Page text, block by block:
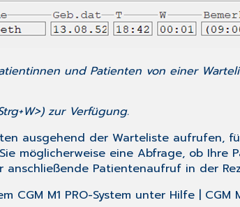
und Patienten von einer
zur Verfügung.
ausgehend der Warteliste aufrufen,
möglicherweise eine Abfrage, ob
Patientenaufruf in der
M1 PRO-System unter Hilfe | CGM